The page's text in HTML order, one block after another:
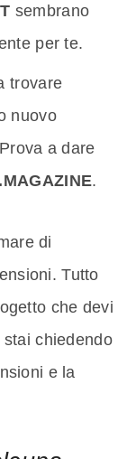
sembrano
per te.
trovare
nuovo
a dare
.MAGAZINE.
di
Tutto
che devi
chiedendo
e la